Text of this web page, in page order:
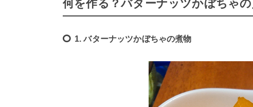
何を作る？バターナッツかぼちゃ
1. バターナッツかぼちゃの煮物